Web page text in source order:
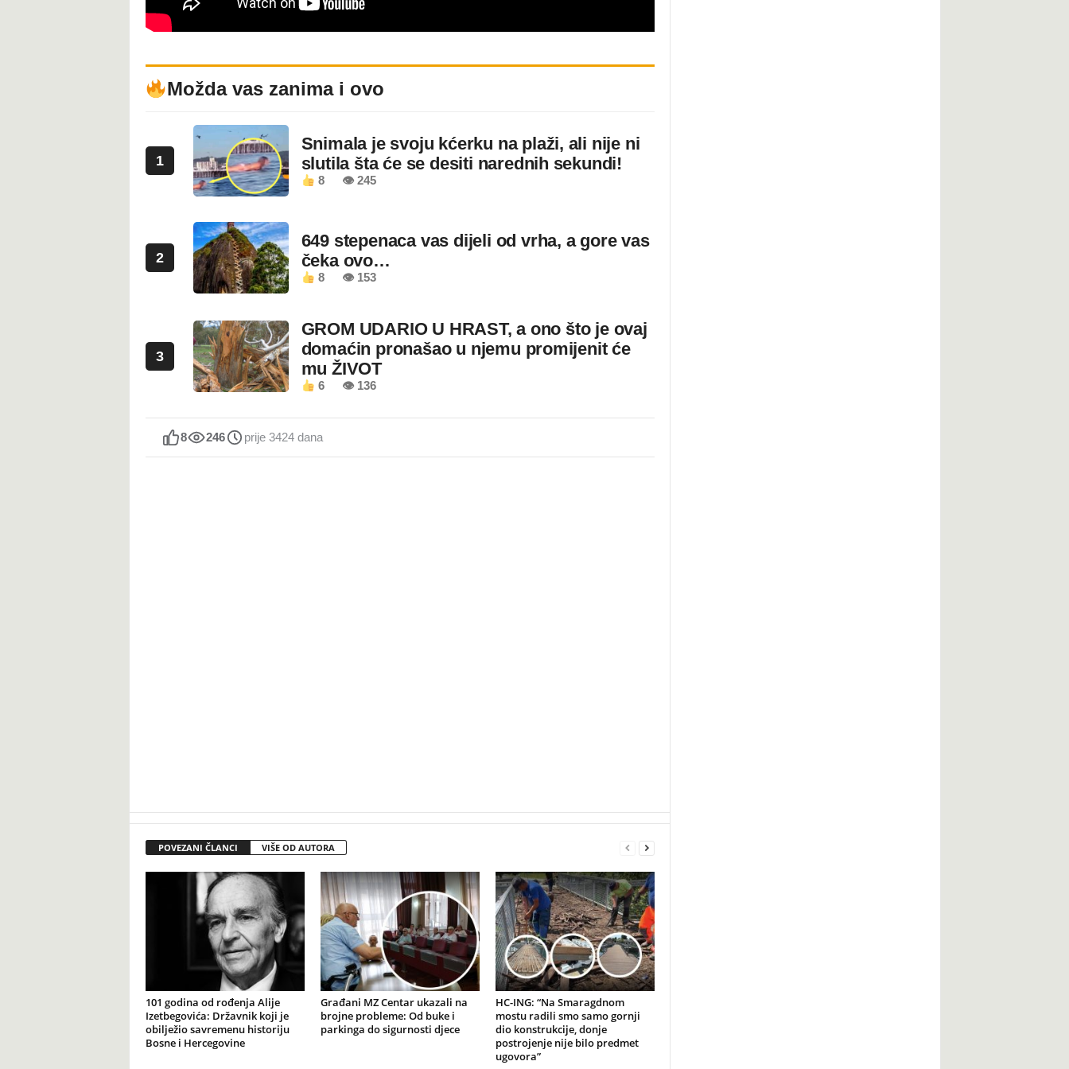
Možda vas zanima i ovo
1
Snimala je svoju kćerku na plaži, ali nije ni
slutila šta će se desiti narednih sekundi!
8 👁 245
2
649 stepenaca vas dijeli od vrha, a gore vas
čeka ovo…
8 👁 153
3
GROM UDARIO U HRAST, a ono što je ovaj
domaćin pronašao u njemu promijenit će
mu ŽIVOT
6 👁 136
8 246 prije 3424 dana
POVEZANI ČLANCI VIŠE OD AUTORA
101 godina od rođenja Alije
Izetbegovića: Državnik koji je
obilježio savremenu historiju
Bosne i Hercegovine
Građani MZ Centar ukazali na
brojne probleme: Od buke i
parkinga do sigurnosti djece
HC-ING: “Na Smaragdnom
mostu radili smo samo gornji
dio konstrukcije, donje
postrojenje nije bilo predmet
ugovora”